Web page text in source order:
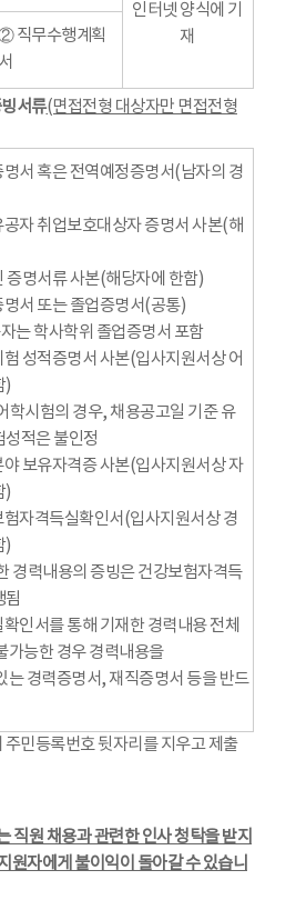
인터넷 양식에 기
재
직무수행계획
서
서류(면접전형 대상자만 면접전형
서 혹은 전역예정증명서(남자의 경
자 취업보호대상자 증명서 사본(해
명서류 사본(해당자에 한함)
서 또는 졸업증명서(공통)
는 학사학위 졸업증명서 포함
성적증명서 사본(입사지원서상 어
)
학시험의 경우, 채용공고일 기준 유
성적은 불인정
보유자격증 사본(입사지원서상 자
)
자격득실확인서(입사지원서상 경
)
경력내용의 증빙은 건강보험자격득
됨
인서를 통해 기재한 경력내용 전체
가능한 경우 경력내용을
는 경력증명서, 재직증명서 등을 반드
민등록번호 뒷자리를 지우고 제출
직원 채용과 관련한 인사 청탁을 받지
원자에게 불이익이 돌아갈 수 있습니